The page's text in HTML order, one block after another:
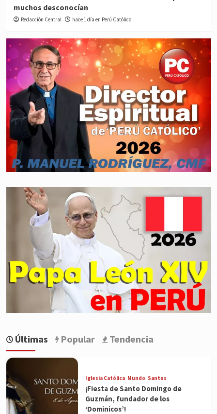
muchos desconocían
Redacción Central hace 1 día en Perú Católico
Últimas Popular Tendencia
Iglesia Católica Mundo Santos
¡Fiesta de Santo Domingo de
Guzmán, fundador de los
‘Dominicos’!